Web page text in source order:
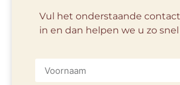
Vul het onderstaande
in en dan helpen we u zo